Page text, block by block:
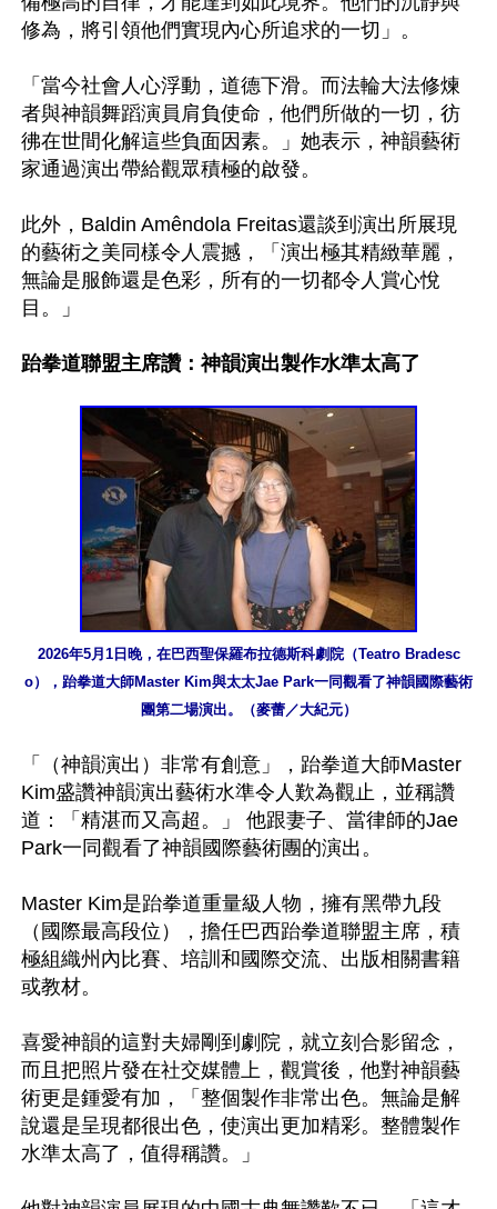
修為，將引領他們實現內心所追求的一切」。
「當今社會人心浮動，道德下滑。而法輪大法修煉
者與神韻舞蹈演員肩負使命，他們所做的一切，彷
彿在世間化解這些負面因素。」她表示，神韻藝術
家通過演出帶給觀眾積極的啟發。
此外，Baldin Amêndola Freitas還談到演出所展現
的藝術之美同樣令人震撼，「演出極其精緻華麗，
無論是服飾還是色彩，所有的一切都令人賞心悅
目。」
跆拳道聯盟主席讚：神韻演出製作水準太高了
2026年5月1日晚，在巴西聖保羅布拉德斯科劇院（Teatro Bradesc
o），跆拳道大師Master Kim與太太Jae Park一同觀看了神韻國際藝術
團第二場演出。（麥蕾／大紀元）
「（神韻演出）非常有創意」，跆拳道大師Master
Kim盛讚神韻演出藝術水準令人歎為觀止，並稱讚
道：「精湛而又高超。」 他跟妻子、當律師的Jae
Park一同觀看了神韻國際藝術團的演出。
Master Kim是跆拳道重量級人物，擁有黑帶九段
（國際最高段位），擔任巴西跆拳道聯盟主席，積
極組織州內比賽、培訓和國際交流、出版相關書籍
或教材。
喜愛神韻的這對夫婦剛到劇院，就立刻合影留念，
而且把照片發在社交媒體上，觀賞後，他對神韻藝
術更是鍾愛有加，「整個製作非常出色。無論是解
說還是呈現都很出色，使演出更加精彩。整體製作
水準太高了，值得稱讚。」